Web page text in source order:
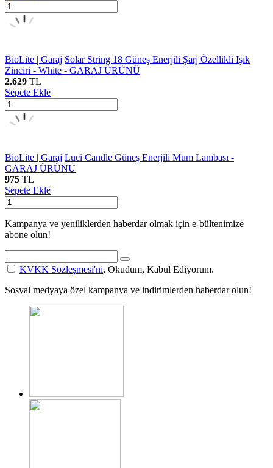
BioLite | Garaj Solar String 18 Güneş Enerjili Şarj Özellikli Işık
Zinciri - White - GARAJ ÜRÜNÜ
2.629 TL
Sepete Ekle
BioLite | Garaj Luci Candle Güneş Enerjili Mum Lambası -
GARAJ ÜRÜNÜ
975 TL
Sepete Ekle
Kampanya ve yeniliklerden haberdar olmak için e-bültenimize
abone olun!
KVKK Sözleşmesi'ni, Okudum, Kabul Ediyorum.
Sosyal medyaya özel kampanya ve indirimlerden haberdar olun!